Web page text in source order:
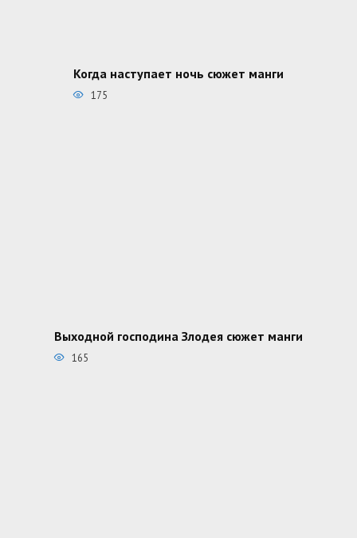
Когда наступает ночь сюжет манги
175
Выходной господина Злодея сюжет манги
165